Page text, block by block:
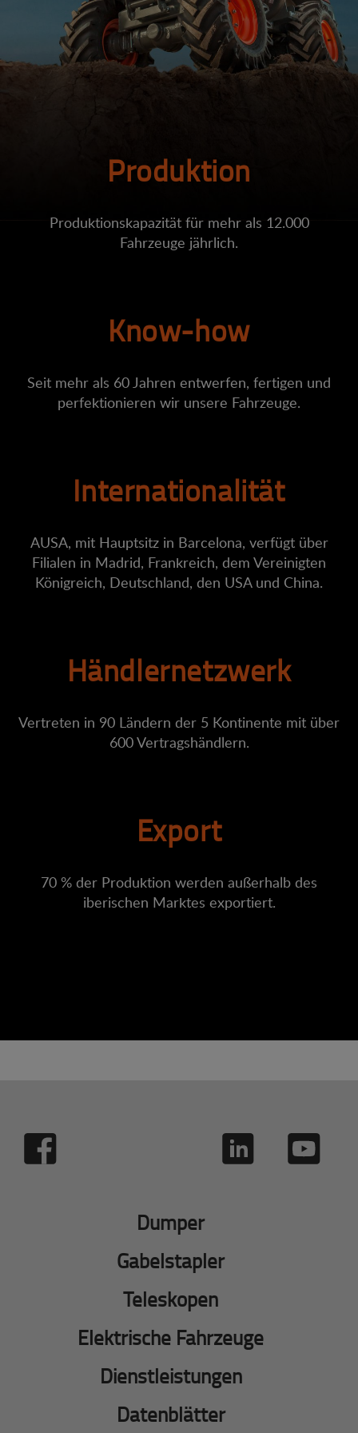
Produktion
Produktionskapazität für mehr als 12.000
Fahrzeuge jährlich.
Know-how
Seit mehr als 60 Jahren entwerfen, fertigen und
perfektionieren wir unsere Fahrzeuge.
Internationalität
AUSA, mit Hauptsitz in Barcelona, verfügt über
Filialen in Madrid, Frankreich, dem Vereinigten
Königreich, Deutschland, den USA und China.
Händlernetzwerk
Vertreten in 90 Ländern der 5 Kontinente mit über
600 Vertragshändlern.
Export
70 % der Produktion werden außerhalb des
iberischen Marktes exportiert.
Dumper
Gabelstapler
Teleskopen
Elektrische Fahrzeuge
Dienstleistungen
Datenblätter